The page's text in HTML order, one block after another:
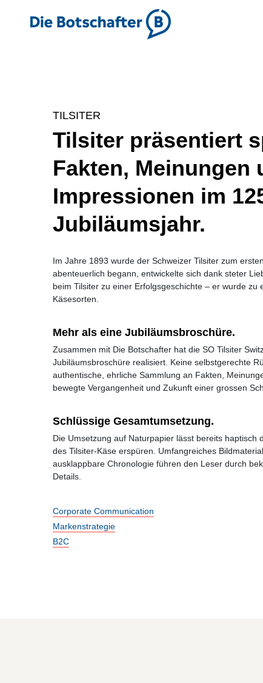
TILSITER
Tilsiter präsentiert
Fakten, Meinungen
Impressionen im
Jubiläumsjahr.
Im Jahre 1893 wurde der Schweizer Tilsiter zum
abenteuerlich begann, entwickelte sich dank steter
beim Tilsiter zu einer Erfolgsgeschichte – er wurde zu
Käsesorten.
Mehr als eine Jubiläumsbroschüre.
Zusammen mit Die Botschafter hat die SO Tilsiter
Jubiläumsbroschüre realisiert. Keine selbstgerechte
authentische, ehrliche Sammlung an Fakten,
bewegte Vergangenheit und Zukunft einer grossen
Schlüssige Gesamtumsetzung.
Die Umsetzung auf Naturpapier lässt bereits haptisch
des Tilsiter-Käse erspüren. Umfangreiches
ausklappbare Chronologie führen den Leser durch
Details.
Corporate Communication
Markenstrategie
B2C